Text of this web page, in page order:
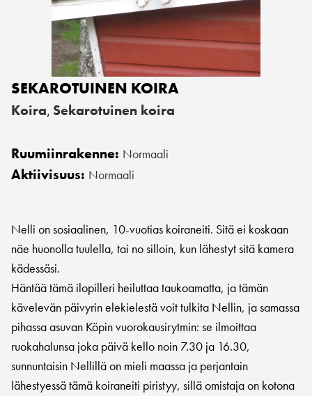
SEKAROTUINEN KOIRA
Koira, Sekarotuinen koira
Ruumiinrakenne: Normaali
Aktiivisuus: Normaali
Nelli on sosiaalinen, 10-vuotias koiraneiti. Sitä ei koskaan
näe huonolla tuulella, tai no silloin, kun lähestyt sitä kamera
kädessäsi.
Häntää tämä ilopilleri heiluttaa taukoamatta, ja tämän
kävelevän päivyrin elekielestä voit tulkita Nellin, ja samassa
pihassa asuvan Köpin vuorokausirytmin: se ilmoittaa
ruokahalunsa joka päivä kello noin 7.30 ja 16.30,
sunnuntaisin Nellillä on mieli maassa ja perjantain
lähestyessä tämä koiraneiti piristyy, sillä omistaja on kotona